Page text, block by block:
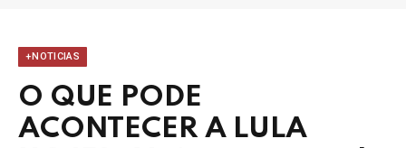
+NOTICIAS
O QUE PODE
ACONTECER A LULA